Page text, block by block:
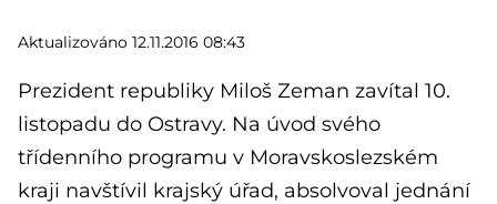
Aktualizováno 12.11.2016 08:43
Prezident republiky Miloš Zeman zavítal 10.
listopadu do Ostravy. Na úvod svého
třídenního programu v Moravskoslezském
kraji navštívil krajský úřad, absolvoval jednání